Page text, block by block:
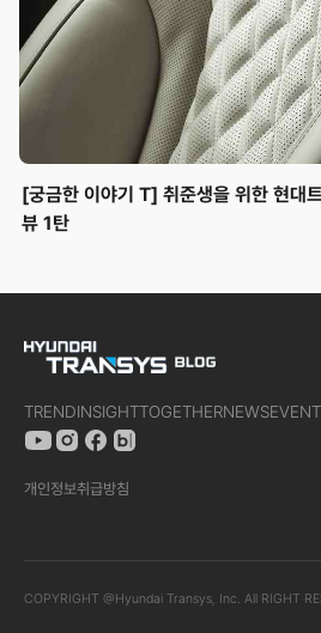
[궁금한 이야기 T] 취준생을 위한 현대
뷰 1탄
TRENDINSIGHTTOGETHERNEWSEVENT
개인정보취급방침
COPYRIGHT @Hyundai Transys, Inc. All RIGHT